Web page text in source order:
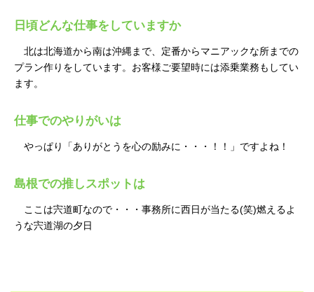
日頃どんな仕事をしていますか
北は北海道から南は沖縄まで、定番からマニアックな所までの
プラン作りをしています。お客様ご要望時には添乗業務もしてい
ます。
仕事でのやりがいは
やっぱり「ありがとうを心の励みに・・・！！」ですよね！
島根での推しスポットは
ここは宍道町なので・・・事務所に西日が当たる(笑)燃えるよ
うな宍道湖の夕日